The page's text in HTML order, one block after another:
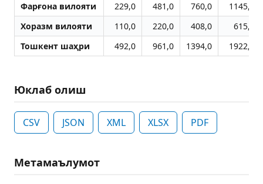
Фарғона вилояти
229,0 481,0 760,0
1145,0
Хоразм вилояти
110,0 220,0 408,0
615,0
Тошкент шаҳри
492,0 961,0 1394,0 1922,0
Юклаб олиш
CSV JSON XML XLSX PDF
Метамаълумот